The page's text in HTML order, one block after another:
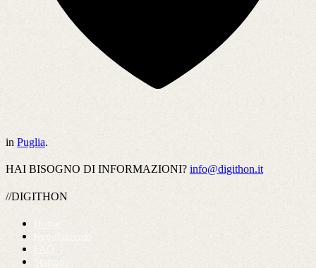
in Puglia.
HAI BISOGNO DI INFORMAZIONI? info@digithon.it
//DIGITHON
Home